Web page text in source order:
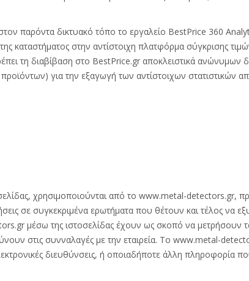
παρόντα δικτυακό τόπο το εργαλείο BestPrice 360
καταστήματος στην αντίστοιχη πλατφόρμα σύγκρισης
τη διαβίβαση στο BestPrice.gr αποκλειστικά ανώνυμων
για την εξαγωγή των αντίστοιχων στατιστικών
χρησιμοποιούνται από το www.metal-detectors.gr,
σε συγκεκριμένα ερωτήματα που θέτουν και τέλος να
μέσω της ιστοσελίδας έχουν ως σκοπό να μετρήσουν
στις συνναλαγές με την εταιρεία. Το www.metal-
διευθύνσεις, ή οποιαδήποτε άλλη πληροφορία